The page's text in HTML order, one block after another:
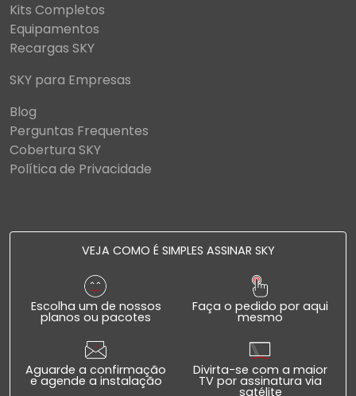
Kits Completos
Equipamentos
Recargas SKY
SKY para Empresas
Blog
Perguntas Frequentes
Cobertura SKY
Política de Privacidade
VEJA COMO É SIMPLES ASSINAR SKY
Escolha um de nossos
planos ou pacotes
Faça o pedido por aqui
mesmo
Aguarde a confirmação
e agende a instalação
Divirta-se com a maior
TV por assinatura via
satélite